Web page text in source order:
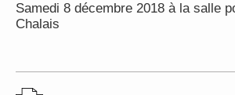
Samedi 8 décembre 2018 à la salle
Chalais